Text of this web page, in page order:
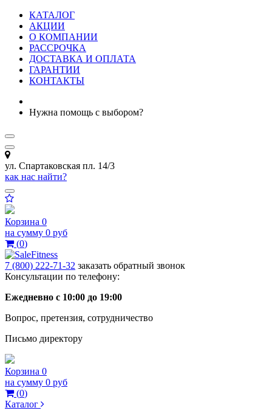
КАТАЛОГ
АКЦИИ
О КОМПАНИИ
РАССРОЧКА
ДОСТАВКА И ОПЛАТА
ГАРАНТИИ
КОНТАКТЫ
Нужна помощь с выбором?
ул. Спартаковская пл. 14/3
как нас найти?
Корзина 0
на сумму 0 руб
(0)
7 (800) 222-71-32 заказать обратный звонок
Консультации по телефону:
Ежедневно с 10:00 до 19:00
Вопрос, претензия, сотрудничество
Письмо директору
Корзина 0
на сумму 0 руб
(0)
Каталог